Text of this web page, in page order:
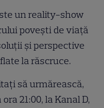
un reality-show
povești de viață
și perspective
la răscruce.
să urmărească,
21:00, la Kanal D,